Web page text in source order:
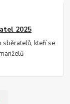
2025
sběratelů, kteří se